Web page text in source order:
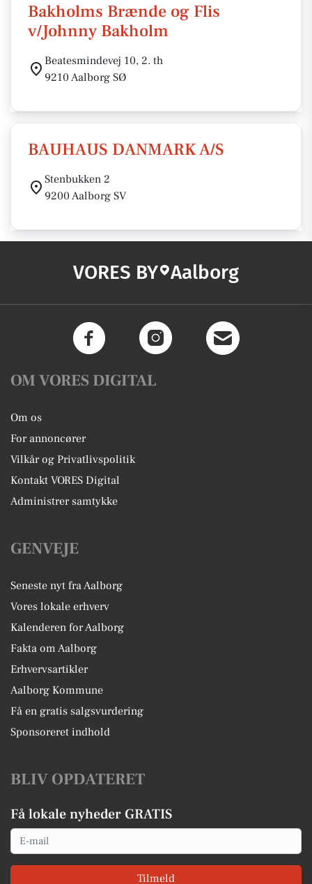
Bakholms Brænde og Flis
v/Johnny Bakholm
Beatesmindevej 10, 2. th
9210 Aalborg SØ
BAUHAUS DANMARK A/S
Stenbukken 2
9200 Aalborg SV
VORES BY Aalborg
OM VORES DIGITAL
Om os
For annoncører
Vilkår og Privatlivspolitik
Kontakt VORES Digital
Administrer samtykke
GENVEJE
Seneste nyt fra Aalborg
Vores lokale erhverv
Kalenderen for Aalborg
Fakta om Aalborg
Erhvervsartikler
Aalborg Kommune
Få en gratis salgsvurdering
Sponsoreret indhold
BLIV OPDATERET
Få lokale nyheder GRATIS
Email
Tilmeld